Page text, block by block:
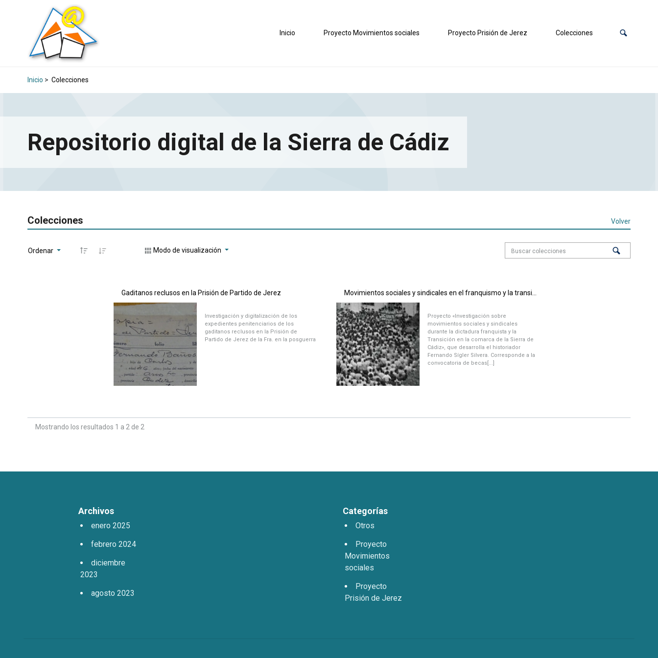
Inicio Proyecto Movimientos sociales Proyecto Prisión de Jerez Colecciones
Inicio > Colecciones
Repositorio digital de la Sierra de Cádiz
Colecciones Volver
Ordenar Modo de visualización
Gaditanos reclusos en la Prisión de Partido de Jerez
Investigación y digitalización de los
expedientes penitenciarios de los
gaditanos reclusos en la Prisión de
Partido de Jerez de la Fra. en la posguerra
Proyecto «Investigación sobre
movimientos sociales y sindicales
durante la dictadura franquista y la
Transición en la comarca de la Sierra de
Cádiz», que desarrolla el historiador
Fernando Sígler Silvera. Corresponde a la
convocatoria de becas[...]
Mostrando los resultados 1 a 2 de 2
Archivos
enero 2025
febrero 2024
diciembre
2023
agosto 2023
Categorías
Otros
Proyecto
Movimientos
sociales
Proyecto
Prisión de Jerez